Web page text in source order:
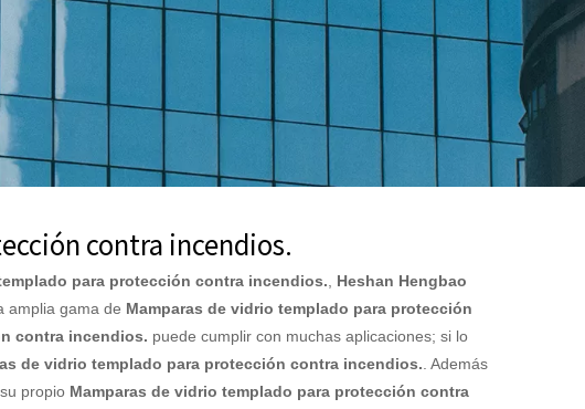
contra incendios.
para protección contra incendios.
Heshan Hengbao
amplia gama de Mamparas de vidrio templado para protección
contra incendios. puede cumplir con muchas aplicaciones; si lo
de vidrio templado para protección contra incendios. . Además
propio Mamparas de vidrio templado para protección contra